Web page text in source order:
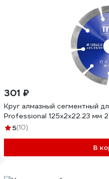
301 ₽
Круг алмазный сегментный
Professional 125x2x22.23 мм
5(10)
В